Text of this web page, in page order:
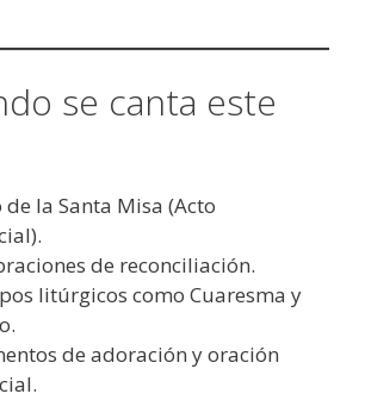
se canta este
la Santa Misa (Acto
de reconciliación.
litúrgicos como Cuaresma y
de adoración y oración